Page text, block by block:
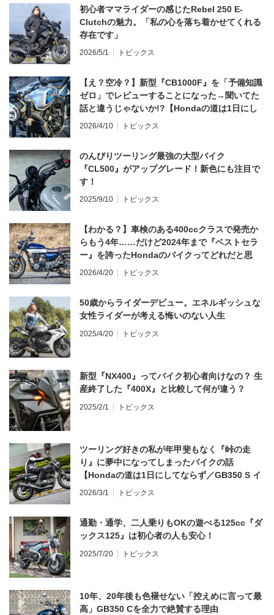
初心者ママライダーの感じたRebel 250 E-
Clutchの魅力。「私の心を落ち着かせてくれる
存在です」
2026/5/1 トピックス
【え？空冷？】新型『CB1000F』を「予備知識
ゼロ」でレビューすることになった→聞いてた
話と違うじゃないか!?【Hondaの道は1日にし
てならず／CB1000F ①第一印象 編】
2026/4/10 トピックス
のんびりツーリング最強の大型バイク
『CL500』がアップグレード！新色にも注目で
す！
2025/9/10 トピックス
【わかる？】車検のある400ccクラスで発売か
らもう4年……だけど2024年まで『ベストセラ
ー』を誇ったHondaのバイクってどれだと思
う？
2026/4/20 トピックス
50歳からライダーデビュー。エネルギッシュな
女性ライダーが考える悔いのない人生
2025/4/20 トピックス
新型『NX400』ってバイク初心者向けなの？ 生
産終了した『400X』と比較して何が違う？
2025/2/1 トピックス
ツーリング好きの私が年甲斐もなく『峠の走
り』に夢中になってしまったバイクの話
【Hondaの道は1日にしてならず／GB350 S イ
ンプレ・レビュー 前編】
2026/3/1 トピックス
通勤・通学、二人乗りもOKの遊べる125cc『ダ
ックス125』は初心者の人も安心！
2025/7/20 トピックス
10年、20年後も色褪せない「控えめに言って最
高」GB350 Cを全力で絶賛する理由